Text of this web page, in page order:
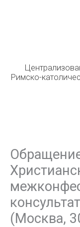
Римско-
(Москва,